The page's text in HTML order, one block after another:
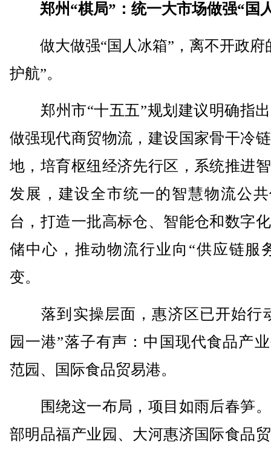
郑州“棋局”：统一大市场做强“国
做大做强“国人冰箱”，离不开政府
护航”。
郑州市“十五五”规划建议明确指
做强现代商贸物流，建设国家骨干冷
地，培育枢纽经济先行区，系统推进
发展，建设全市统一的智慧物流公
台，打造一批高标仓、智能仓和数字
储中心，推动物流行业向“供应链服
变。
落到实操层面，惠济区已开始行
园一港”落子有声：中国现代食品产
范园、国际食品贸易港。
围绕这一布局，项目如雨后春笋
部明品福产业园、大河惠济国际食品